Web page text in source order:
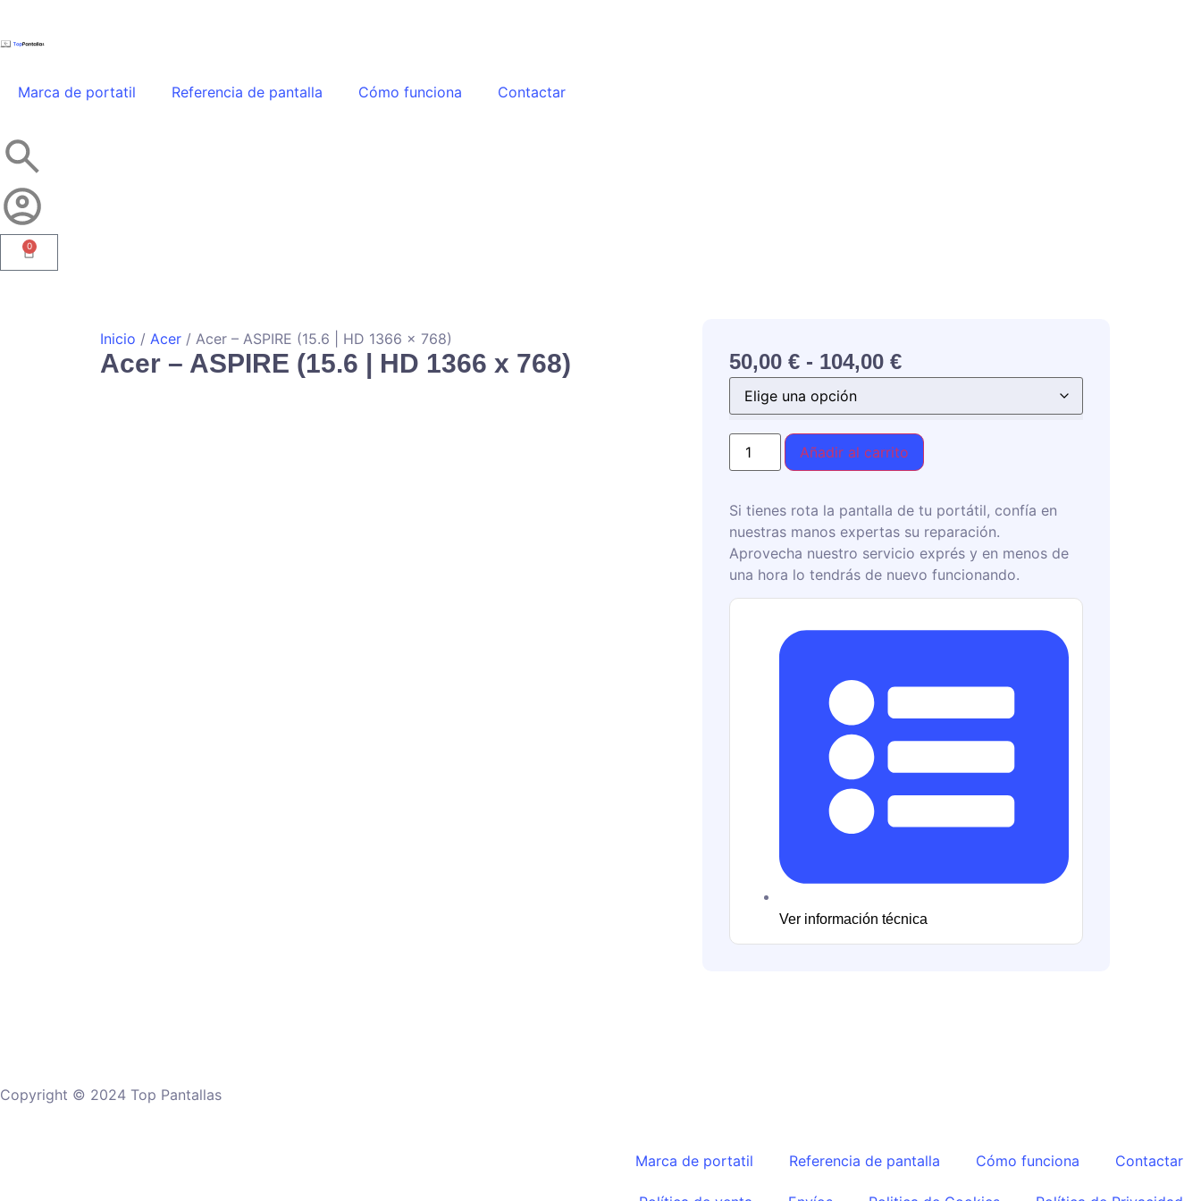
Marca de portatil Referencia de pantalla Cómo funciona Contactar
0
Inicio / Acer / Acer – ASPIRE (15.6 | HD 1366 x 768)
Acer – ASPIRE (15.6 | HD 1366 x 768) 50,00 € - 104,00 €
Añadir al carrito
Si tienes rota la pantalla de tu portátil, confía en
nuestras manos expertas su reparación.
Aprovecha nuestro servicio exprés y en menos de
una hora lo tendrás de nuevo funcionando.
Ver información técnica
Copyright © 2024 Top Pantallas
Marca de portatil Referencia de pantalla Cómo funciona Contactar